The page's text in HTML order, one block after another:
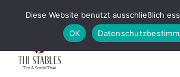
News
Diese Website benutzt ausschließlich
OK